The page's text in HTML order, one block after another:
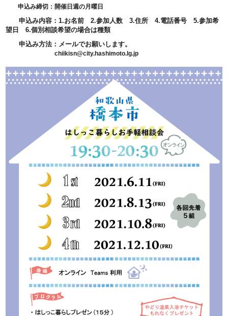
申込み締切 ： 開催日週の月曜日
申込み内容：1.お名前 2.参加人数 3.住所 4.電話番号 5.参加希
望日 6.個別相談希望の場合は種類
申込み方法：メールでお願いします。
chiikisn@city.hashimoto.lg.jp